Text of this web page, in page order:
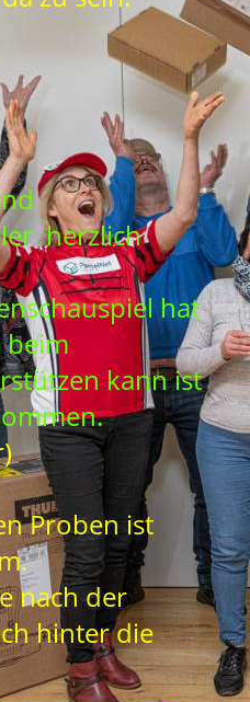
herzlich
hat
beim
kann ist
Proben ist
nach der
hinter die